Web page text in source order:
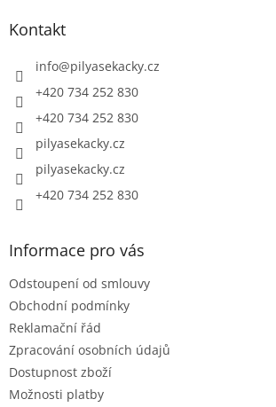
Kontakt
info@pilyasekacky.cz
+420 734 252 830
+420 734 252 830
pilyasekacky.cz
pilyasekacky.cz
+420 734 252 830
Informace pro vás
Odstoupení od smlouvy
Obchodní podmínky
Reklamační řád
Zpracování osobních údajů
Dostupnost zboží
Možnosti platby